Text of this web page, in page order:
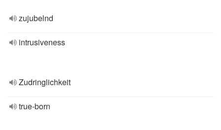
zujubelnd
intrusiveness
Zudringlichkeit
true-born